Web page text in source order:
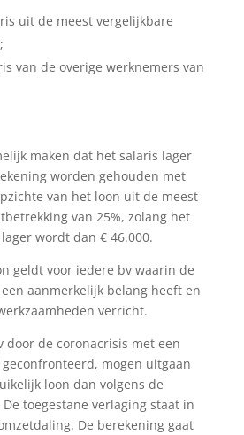
uit de meest vergelijkbare
van de overige werknemers van
maken dat het salaris lager
worden gehouden met
van het loon uit de meest
van 25%, zolang het
wordt dan € 46.000.
geldt voor iedere bv waarin de
aanmerkelijk belang heeft en
verricht.
door de coronacrisis met een
mogen uitgaan
loon dan volgens de
toegestane verlaging staat in
De berekening gaat